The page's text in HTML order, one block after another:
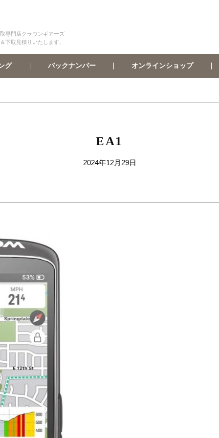
専門店クラウンギアーズ
下取見積りいたします。
グ バックナンバー オンラインショップ
EA1
2024年12月29日